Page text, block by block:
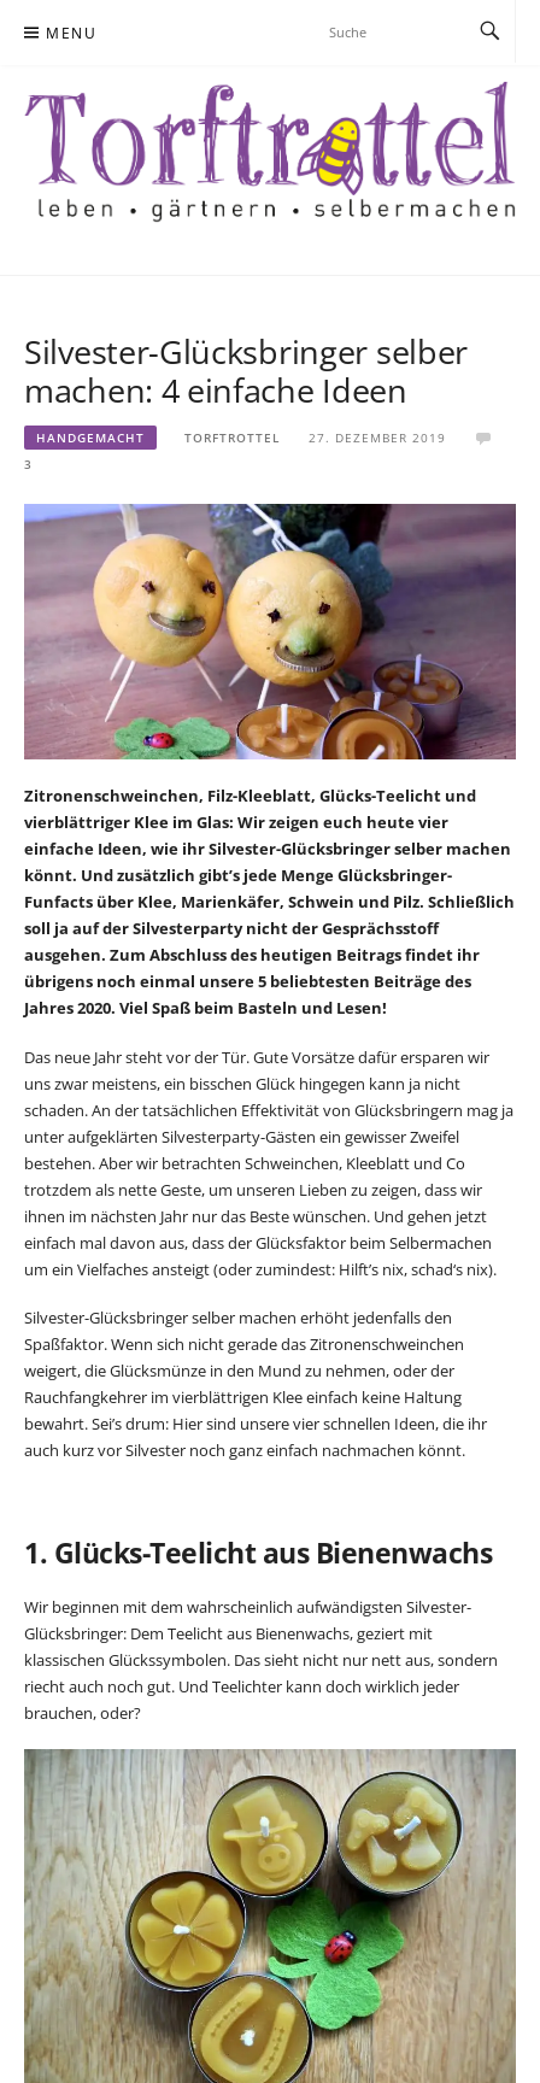
MENU
Silvester-Glücksbringer selber
machen: 4 einfache Ideen
HANDGEMACHT TORFTROTTEL
27. DEZEMBER 2019
3
Zitronenschweinchen, Filz-Kleeblatt, Glücks-Teelicht und
vierblättriger Klee im Glas: Wir zeigen euch heute vier
einfache Ideen, wie ihr Silvester-Glücksbringer selber machen
könnt. Und zusätzlich gibt’s jede Menge Glücksbringer-
Funfacts über Klee, Marienkäfer, Schwein und Pilz. Schließlich
soll ja auf der Silvesterparty nicht der Gesprächsstoff
ausgehen. Zum Abschluss des heutigen Beitrags findet ihr
übrigens noch einmal unsere 5 beliebtesten Beiträge des
Jahres 2020. Viel Spaß beim Basteln und Lesen!
Das neue Jahr steht vor der Tür. Gute Vorsätze dafür ersparen wir
uns zwar meistens, ein bisschen Glück hingegen kann ja nicht
schaden. An der tatsächlichen Effektivität von Glücksbringern mag ja
unter aufgeklärten Silvesterparty-Gästen ein gewisser Zweifel
bestehen. Aber wir betrachten Schweinchen, Kleeblatt und Co
trotzdem als nette Geste, um unseren Lieben zu zeigen, dass wir
ihnen im nächsten Jahr nur das Beste wünschen. Und gehen jetzt
einfach mal davon aus, dass der Glücksfaktor beim Selbermachen
um ein Vielfaches ansteigt (oder zumindest: Hilft’s nix, schad‘s nix).
Silvester-Glücksbringer selber machen erhöht jedenfalls den
Spaßfaktor. Wenn sich nicht gerade das Zitronenschweinchen
weigert, die Glücksmünze in den Mund zu nehmen, oder der
Rauchfangkehrer im vierblättrigen Klee einfach keine Haltung
bewahrt. Sei’s drum: Hier sind unsere vier schnellen Ideen, die ihr
auch kurz vor Silvester noch ganz einfach nachmachen könnt.
1. Glücks-Teelicht aus Bienenwachs
Wir beginnen mit dem wahrscheinlich aufwändigsten Silvester-
Glücksbringer: Dem Teelicht aus Bienenwachs, geziert mit
klassischen Glückssymbolen. Das sieht nicht nur nett aus, sondern
riecht auch noch gut. Und Teelichter kann doch wirklich jeder
brauchen, oder?